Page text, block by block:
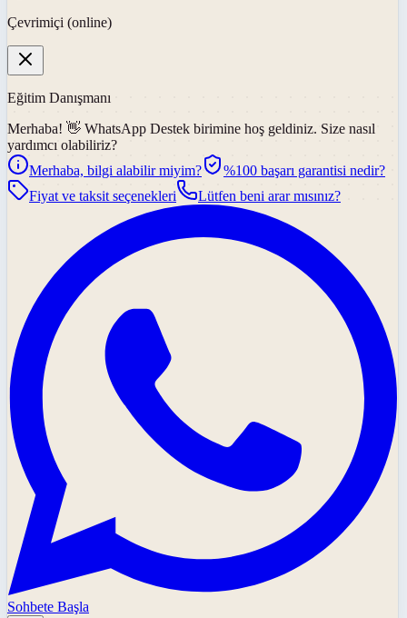
Çevrimiçi (online)
Eğitim Danışmanı
Merhaba! 👋 WhatsApp Destek birimine hoş geldiniz. Size nasıl
yardımcı olabiliriz?
Merhaba, bilgi alabilir miyim?
%100 başarı garantisi nedir?
Fiyat ve taksit seçenekleri
Lütfen beni arar mısınız?
Sohbete Başla